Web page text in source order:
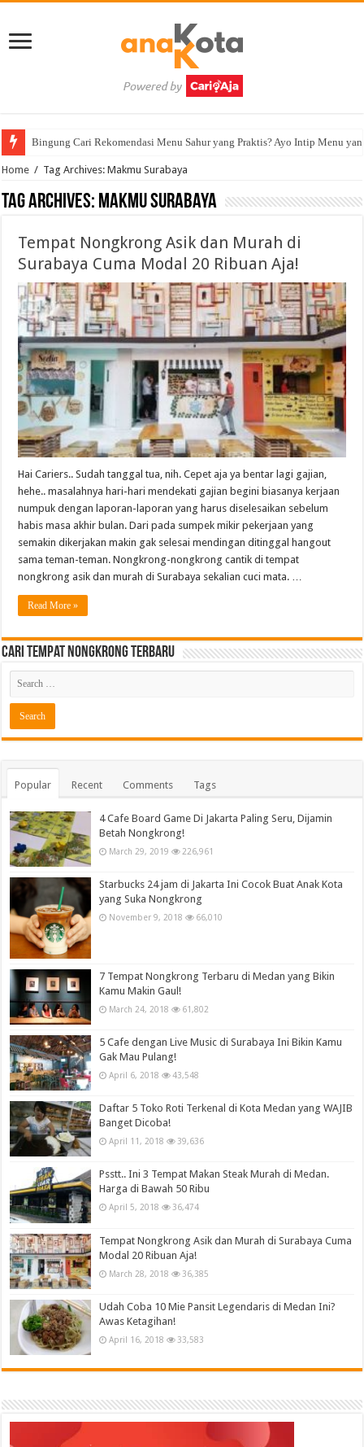
Bingung Cari Rekomendasi Menu Sahur yang Praktis? Ayo Intip Menu
Home / Tag Archives: Makmu Surabaya
Tag Archives: Makmu Surabaya
Tempat Nongkrong Asik dan Murah di
Surabaya Cuma Modal 20 Ribuan Aja!
Hai Cariers.. Sudah tanggal tua, nih. Cepet aja ya bentar lagi gajian,
hehe.. masalahnya hari-hari mendekati gajian begini biasanya kerjaan
numpuk dengan laporan-laporan yang harus diselesaikan sebelum
habis masa akhir bulan. Dari pada sumpek mikir pekerjaan yang
semakin dikerjakan makin gak selesai mendingan ditinggal hangout
sama teman-teman. Nongkrong-nongkrong cantik di tempat
nongkrong asik dan murah di Surabaya sekalian cuci mata. …
Read More »
Cari Tempat Nongkrong Terbaru
Popular Recent Comments Tags
4 Cafe Board Game Di Jakarta Paling Seru, Dijamin
Betah Nongkrong!
March 29, 2019 226,961
Starbucks 24 jam di Jakarta Ini Cocok Buat Anak Kota
yang Suka Nongkrong
November 9, 2018 66,010
7 Tempat Nongkrong Terbaru di Medan yang Bikin
Kamu Makin Gaul!
March 24, 2018 61,802
5 Cafe dengan Live Music di Surabaya Ini Bikin Kamu
Gak Mau Pulang!
April 6, 2018 43,548
Daftar 5 Toko Roti Terkenal di Kota Medan yang WAJIB
Banget Dicoba!
April 11, 2018 39,636
Psstt.. Ini 3 Tempat Makan Steak Murah di Medan.
Harga di Bawah 50 Ribu
April 5, 2018 36,474
Tempat Nongkrong Asik dan Murah di Surabaya Cuma
Modal 20 Ribuan Aja!
March 28, 2018 36,385
Udah Coba 10 Mie Pansit Legendaris di Medan Ini?
Awas Ketagihan!
April 16, 2018 33,583